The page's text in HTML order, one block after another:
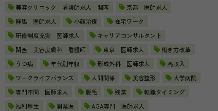
美容クリニック 看護師求人 関西
京都 医師求人
群馬 医師求人
小顔治療
在宅ワーク
研修制度充実 医師求人
キャリアコンサルタント
関西 美容皮膚科 看護師
東京 医師求人
働き方改革
うつ病
年代別年収 形成外科 医師求人
高収入
ワークライフバランス
人間関係 美容整形
大学病院
専門不問 医師求人
脱毛 残業
転職タイミング
福利厚生
開業医
AGA専門 医師求人